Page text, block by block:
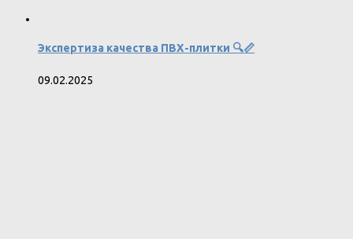
Экспертиза качества ПВХ-плитки 🔍📏
09.02.2025